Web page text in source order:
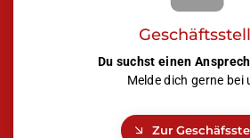
Du suchst einen
Melde dich gerne bei
Zur